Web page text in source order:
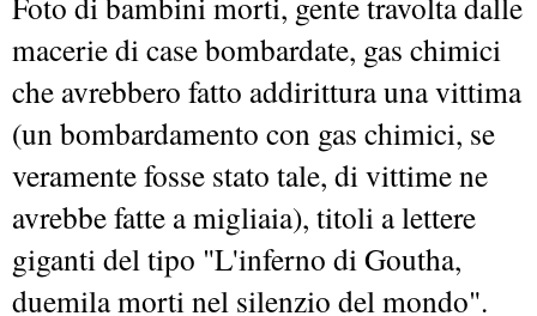
macerie di case bombardate, gas chimici
che avrebbero fatto addirittura una vittima
(un bombardamento con gas chimici, se
veramente fosse stato tale, di vittime ne
avrebbe fatte a migliaia), titoli a lettere
giganti del tipo "L'inferno di Goutha,
duemila morti nel silenzio del mondo".